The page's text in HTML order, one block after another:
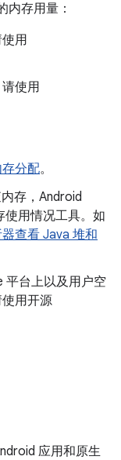
内存用量：
用
使用
分配。
存，Android
使用情况工具。如
查看 Java 堆和
平台上以及用户空
用开源
应用和原生